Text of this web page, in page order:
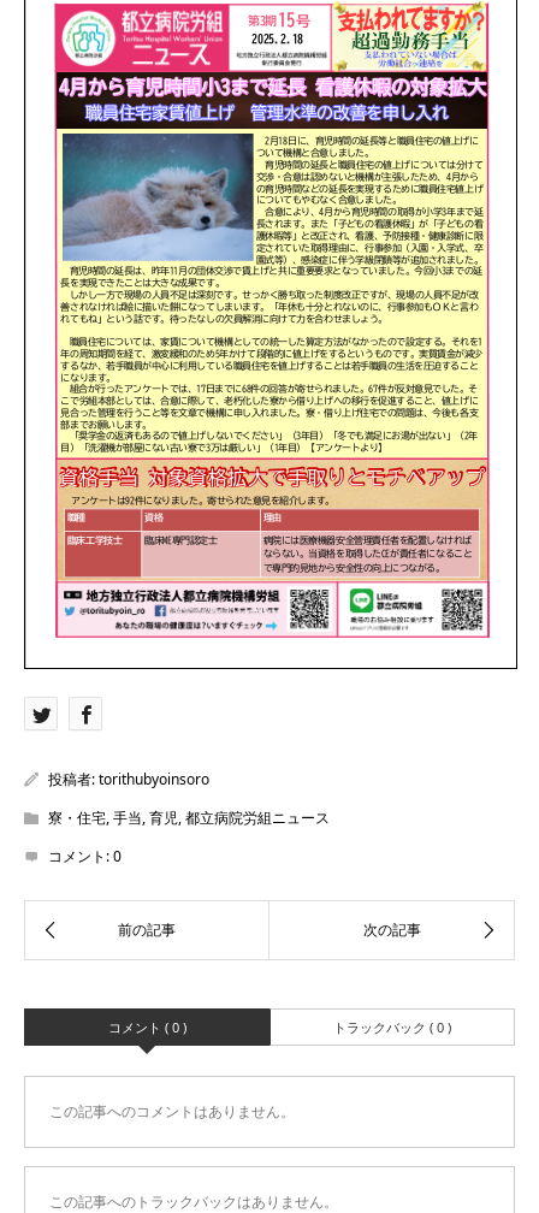
投稿者:torithubyoinsoro
寮・住宅,手当,育児,都立病院労組ニュース
コメント:0
コメント ( 0 ) トラックバック ( 0 )
この記事へのコメントはありません。
この記事へのトラックバックはありません。